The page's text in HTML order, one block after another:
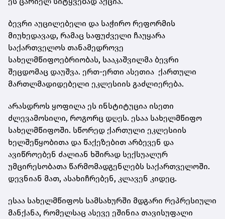
ბევრი აუცილებელი და საჭირო რეფორმის
მიუხედავად, რამაც საფუძველი ჩაუყარა
საქართველოს თანამედროვე
სახელმწიფოებრიობას, სააკაშვილმა ბევრი
შეცდომაც დაუშვა. ერთ-ერთი ასეთია ქართული
მართლმადიდებელი ეკლესიის გაძლიერება.
არასდროს ყოფილა ეს ინსტიტუცია ისეთი
ძლევამოსილი, როგორც დღეს. ესაა სახელმწიფო
სახელმწიფოში. სწორედ ქართული ეკლესიის
ხელშეწყობითა და წაქეზებით არბევენ და
ავიწროებენ ძალიან ხშირად სექსუალურ
უმცირესობათა წარმომადგენლებს საქართველოში.
დევნიან მათ, ასახიჩრებენ, კლავენ კიდეც.
ესაა სახელმწიფოს სამსახურში მდგარი რეპრესიული
მანქანა, რომელსაც ასევე ეშინია თავისუფალი